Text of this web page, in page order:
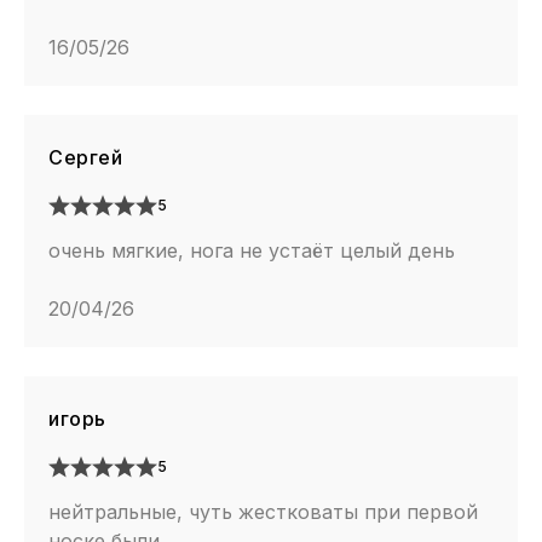
16/05/26
Сергей
5
очень мягкие, нога не устаёт целый день
20/04/26
игорь
5
нейтральные, чуть жестковаты при первой